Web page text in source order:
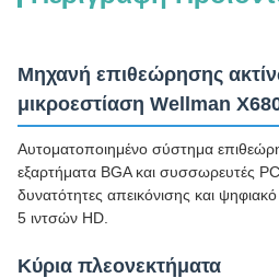
Μηχανή επιθεώρησης
μικροεστίαση Wellman
Αυτοματοποιημένο σύστημα
εξαρτήματα BGA και συσσωρευτές
δυνατότητες απεικόνισης και
5 ιντσών HD.
Κύρια πλεονεκτήματα